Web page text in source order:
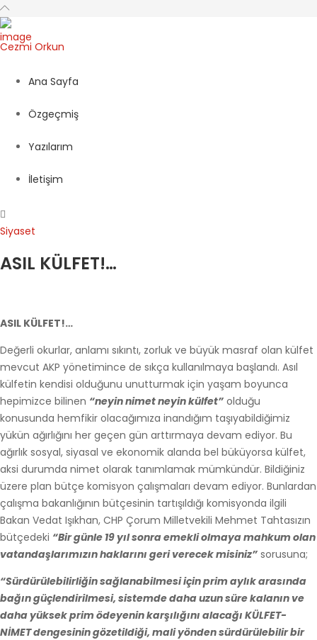
Cezmi Orkun
Ana Sayfa
Özgeçmiş
Yazılarım
İletişim
Siyaset
ASIL KÜLFET!…
ASIL KÜLFET!…
Değerli okurlar, anlamı sıkıntı, zorluk ve büyük masraf olan külfet
mevcut AKP yönetimince de sıkça kullanılmaya başlandı. Asıl
külfetin kendisi olduğunu unutturmak için yaşam boyunca
hepimizce bilinen “neyin nimet neyin külfet” olduğu
konusunda hemfikir olacağımıza inandığım taşıyabildiğimiz
yükün ağırlığını her geçen gün arttırmaya devam ediyor. Bu
ağırlık sosyal, siyasal ve ekonomik alanda bel büküyorsa külfet,
aksi durumda nimet olarak tanımlamak mümkündür. Bildiğiniz
üzere plan bütçe komisyon çalışmaları devam ediyor. Bunlardan
çalışma bakanlığının bütçesinin tartışıldığı komisyonda ilgili
Bakan Vedat Işıkhan, CHP Çorum Milletvekili Mehmet Tahtasızın
bütçedeki “Bir günle 19 yıl sonra emekli olmaya mahkum olan
vatandaşlarımızın haklarını geri verecek misiniz” sorusuna;
“Sürdürülebilirliğin sağlanabilmesi için prim aylık arasında
bağın güçlendirilmesi, sistemde daha uzun süre kalanın ve
daha yüksek prim ödeyenin karşılığını alacağı KÜLFET-
NİMET dengesinin gözetildiği, mali yönden sürdürülebilir bir